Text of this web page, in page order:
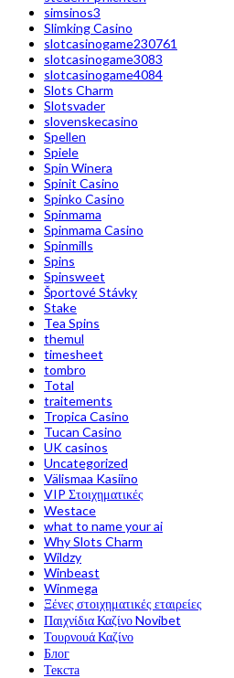
simsinos3
Slimking Casino
slotcasinogame230761
slotcasinogame3083
slotcasinogame4084
Slots Charm
Slotsvader
slovenskecasino
Spellen
Spiele
Spin Winera
Spinit Casino
Spinko Casino
Spinmama
Spinmama Casino
Spinmills
Spins
Spinsweet
Športové Stávky
Stake
Tea Spins
themul
timesheet
tombro
Total
traitements
Tropica Casino
Tucan Casino
UK casinos
Uncategorized
Välismaa Kasiino
VIP Στοιχηματικές
Westace
what to name your ai
Why Slots Charm
Wildzy
Winbeast
Winmega
Ξένες στοιχηματικές εταιρείες
Παιχνίδια Καζίνο Novibet
Τουρνουά Καζίνο
Блог
Текста